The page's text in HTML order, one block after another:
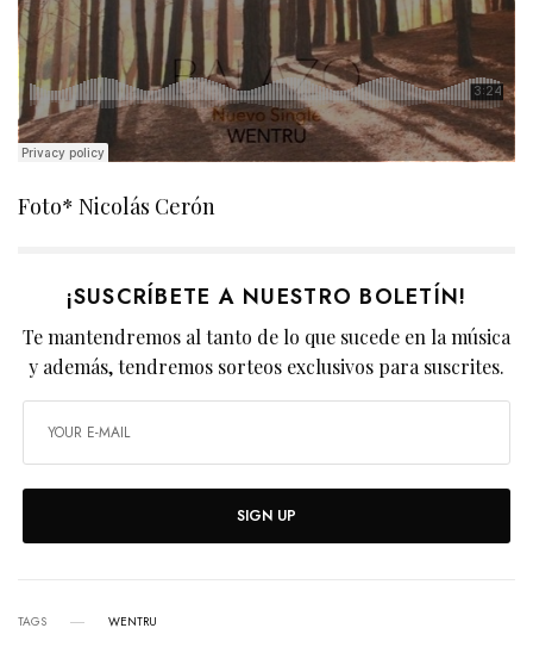
Foto* Nicolás Cerón
¡SUSCRÍBETE A NUESTRO BOLETÍN!
Te mantendremos al tanto de lo que sucede en la música
y además, tendremos sorteos exclusivos para suscrites.
SIGN UP
TAGS WENTRU